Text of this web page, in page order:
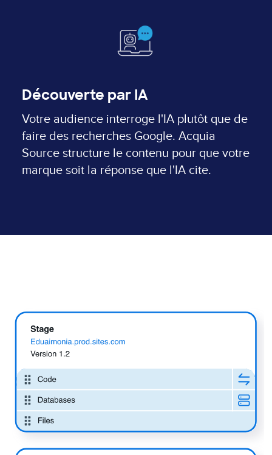
Découverte par IA
Votre audience interroge l'IA plutôt que de
faire des recherches Google. Acquia
Source structure le contenu pour que votre
marque soit la réponse que l'IA cite.